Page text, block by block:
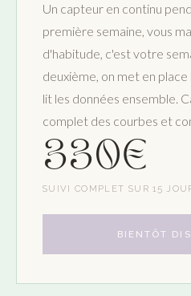
Un capteur en continu
première semaine, vous
d'habitude, c'est votre
deuxième, on met en
lit les données ensemble.
complet des courbes et
330€
SUIVI COMPLET SUR 15
BIENTÔT